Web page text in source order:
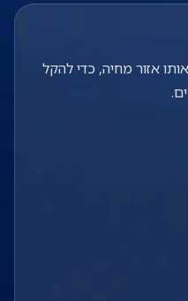
אזור מחיה, כדי להקל